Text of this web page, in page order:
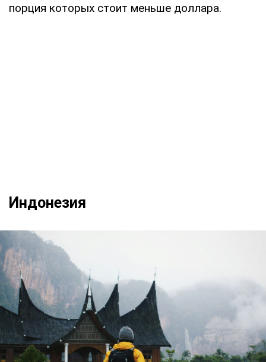
порция которых стоит меньше доллара.
Индонезия